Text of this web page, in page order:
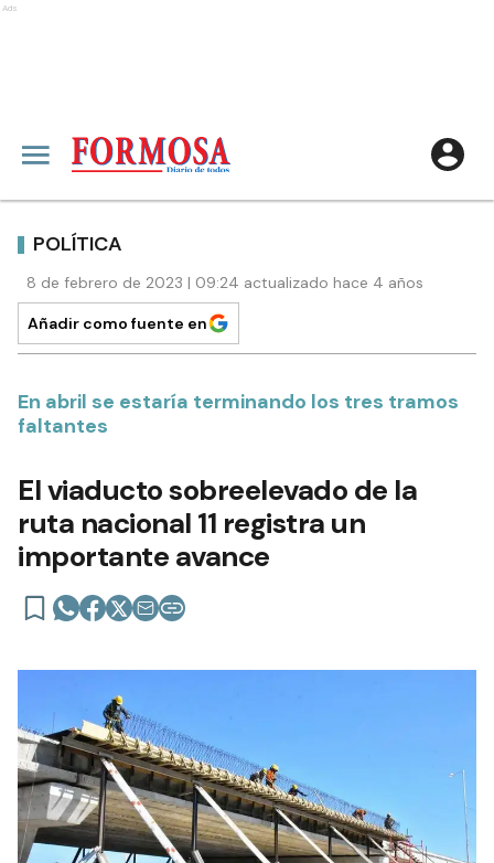
Ads
POLÍTICA
8 de febrero de 2023 | 09:24 actualizado hace 4 años
Añadir como fuente en
En abril se estaría terminando los tres tramos
faltantes
El viaducto sobreelevado de la
ruta nacional 11 registra un
importante avance